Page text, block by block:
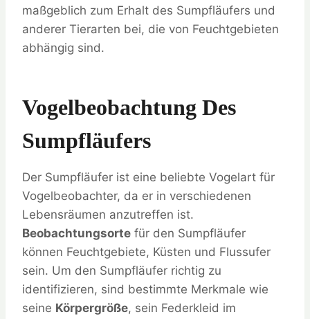
maßgeblich zum Erhalt des Sumpfläufers und
anderer Tierarten bei, die von Feuchtgebieten
abhängig sind.
Vogelbeobachtung Des
Sumpfläufers
Der Sumpfläufer ist eine beliebte Vogelart für
Vogelbeobachter, da er in verschiedenen
Lebensräumen anzutreffen ist.
Beobachtungsorte für den Sumpfläufer
können Feuchtgebiete, Küsten und Flussufer
sein. Um den Sumpfläufer richtig zu
identifizieren, sind bestimmte Merkmale wie
seine Körpergröße, sein Federkleid im